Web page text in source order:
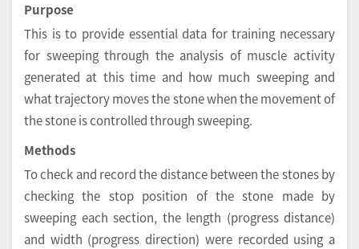
Purpose
This is to provide essential data for training necessary
for sweeping through the analysis of muscle activity
generated at this time and how much sweeping and
what trajectory moves the stone when the movement of
the stone is controlled through sweeping.
Methods
To check and record the distance between the stones by
checking the stop position of the stone made by
sweeping each section, the length (progress distance)
and width (progress direction) were recorded using a